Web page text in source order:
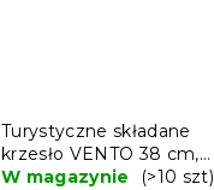
Turystyczne składane
krzesło VENTO 38 cm,
czarne
W magazynie (>10 szt)